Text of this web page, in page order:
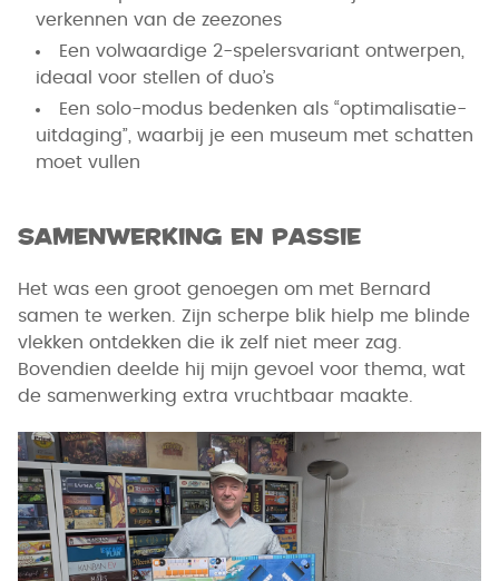
verkennen van de zeezones
Een volwaardige 2-spelersvariant ontwerpen,
ideaal voor stellen of duo’s
Een solo-modus bedenken als “optimalisatie-
uitdaging”, waarbij je een museum met schatten
moet vullen
Samenwerking en passie
Het was een groot genoegen om met Bernard
samen te werken. Zijn scherpe blik hielp me blinde
vlekken ontdekken die ik zelf niet meer zag.
Bovendien deelde hij mijn gevoel voor thema, wat
de samenwerking extra vruchtbaar maakte.